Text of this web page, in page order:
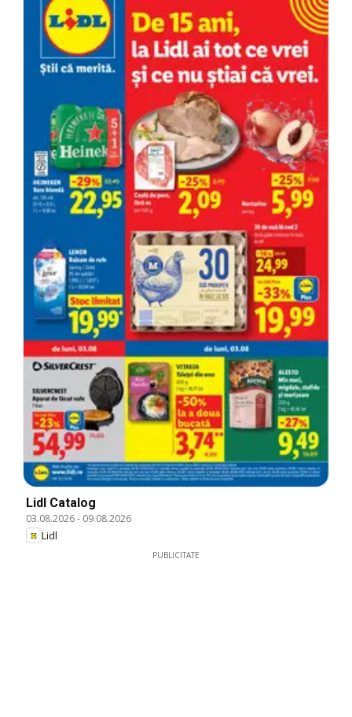
Lidl Catalog
03.08.2026- 09.08.2026
Lidl
PUBLICITATE